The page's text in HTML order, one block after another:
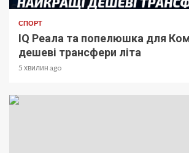
СПОРТ
IQ Реала та попелюшка для
дешеві трансфери літа
5 хвилин ago